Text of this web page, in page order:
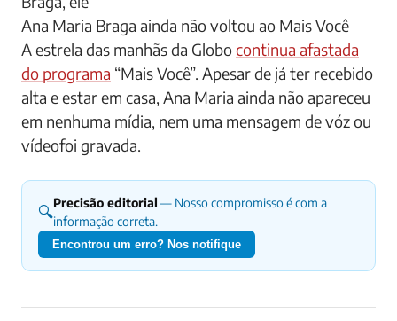
Ana Maria Braga ainda não voltou ao Mais Você
A estrela das manhãs da Globocontinua afastada
do programa “Mais Você”. Apesar de já ter recebido
alta e estar em casa, Ana Maria ainda não apareceu
em nenhuma mídia, nem uma mensagem de vóz ou
vídeofoi gravada.
🔍Precisão editorial — Nosso compromisso é com a
informação correta.
Encontrou um erro? Nos notifique